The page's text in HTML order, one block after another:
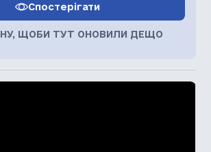
Спостерігати
ЩОБИ ТУТ ОНОВИЛИ ДЕЩО